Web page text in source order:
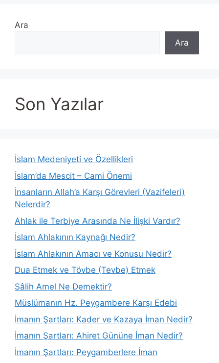
Ara
Ara
Son Yazılar
İslam Medeniyeti ve Özellikleri
İslam’da Mescit – Cami Önemi
İnsanların Allah’a Karşı Görevleri (Vazifeleri)
Nelerdir?
Ahlak ile Terbiye Arasında Ne İlişki Vardır?
İslam Ahlakının Kaynağı Nedir?
İslam Ahlakının Amacı ve Konusu Nedir?
Dua Etmek ve Tövbe (Tevbe) Etmek
Sâlih Amel Ne Demektir?
Müslümanın Hz. Peygambere Karşı Edebi
İmanın Şartları: Kader ve Kazaya İman Nedir?
İmanın Şartları: Ahiret Gününe İman Nedir?
İmanın Şartları: Peygamberlere İman